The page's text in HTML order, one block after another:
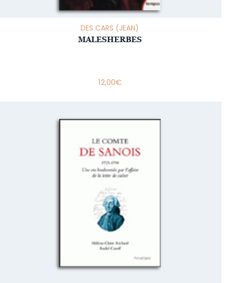
DES CARS (JEAN)
MALESHERBES
12,00€